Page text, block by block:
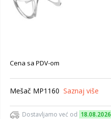
Cena sa PDV-om
Mešač MP1160 Saznaj više
Dostavljamo već od 18.08.2026